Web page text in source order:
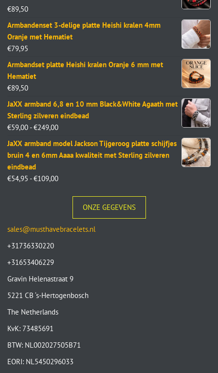
€89,50
Armbandenset 3-delige platte Heishi kralen 4mm
Oranje met Hematiet
€79,95
Armbandset platte Heishi kralen Oranje 6 mm met
Hematiet
€89,50
JaXX armband 6,8 en 10 mm Black&White Agaath met
Sterling zilveren eindbead
€59,00 - €249,00
JaXX armband model Jackson Tijgeroog platte schijfjes
bruin 4 en 6mm Aaaa kwaliteit met Sterling zilveren
eindbead
€54,95 - €109,00
ONZE GEGEVENS
sales@musthavebracelets.nl
+31736330220
+31653406229
Gravin Helenastraat 9
5221 CB ‘s-Hertogenbosch
The Netherlands
KvK: 73485691
BTW: NL002027505B71
EORI: NL5450296033